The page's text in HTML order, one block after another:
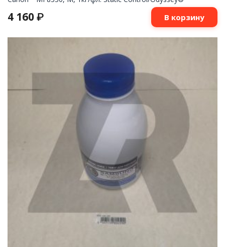
4 160 ₽ В корзину